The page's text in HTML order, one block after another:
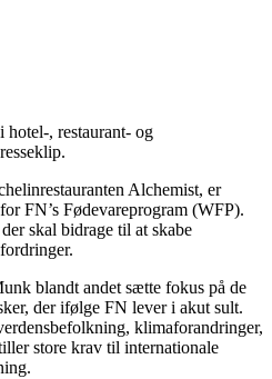
, restaurant- og
Alchemist, er
FN’s Fødevareprogram (WFP).
skal bidrage til at skabe
blandt andet sætte fokus på de
der ifølge FN lever i akut sult.
klimaforandringer,
store krav til internationale